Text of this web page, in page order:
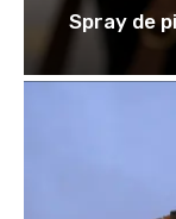
Spray de